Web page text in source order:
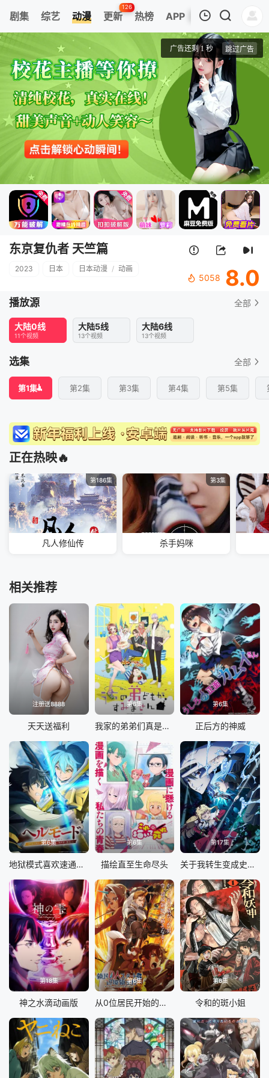
剧集 综艺 动漫 更新
126
热榜 APP
我的观影记录
第1集
东京复仇者 天竺篇
清空
东京复仇者 天竺篇
2023 日本 日本动漫 / 动画
5058 8.0
播放源 全部
大陆0线
11个视频
大陆5线
13个视频
大陆6线
13个视频
选集 全部
第1集 第2集 第3集 第4集 第5集
正在热映🔥
第186集
凡人修仙传
第3集
杀手妈咪
相关推荐
注册送8888
天天送福利
第6集
我家的弟弟们真是让您费心了
第6集
正后方的神威
第6集
地狱模式喜欢速通游戏的玩家在废设定异世界无双 第二季
第6集
描绘直至生命尽头
第17集
关于我转生变成史莱姆这档事第四季
第18集
神之水滴动画版
第6集
从0位居民开始的边境领主大人
第6集
令和的斑小姐